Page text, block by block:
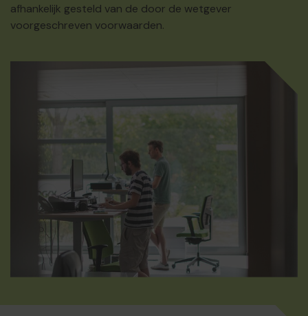
afhankelijk gesteld van de door de wetgever
voorgeschreven voorwaarden.